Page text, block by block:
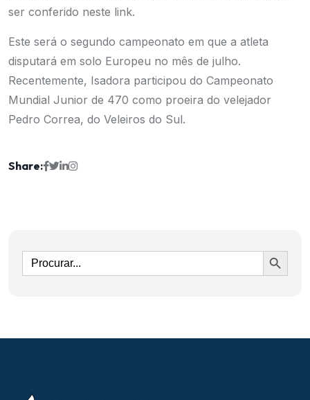
ser conferido neste link.
Este será o segundo campeonato em que a atleta
disputará em solo Europeu no mês de julho.
Recentemente, Isadora participou do Campeonato
Mundial Junior de 470 como proeira do velejador
Pedro Correa, do Veleiros do Sul.
Share:
Ir